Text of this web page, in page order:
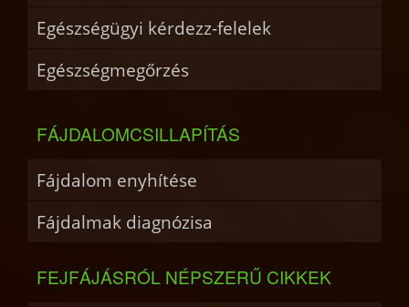
Egészségügyi kérdezz-felelek
Egészségmegőrzés
FÁJDALOMCSILLAPÍTÁS
Fájdalom enyhítése
Fájdalmak diagnózisa
FEJFÁJÁSRÓL NÉPSZERŰ CIKKEK